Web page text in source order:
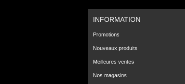
INFORMATION
Promotions
Nouveaux produits
Meilleures ventes
Nos magasins